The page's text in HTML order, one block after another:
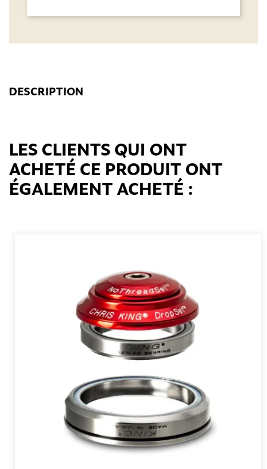
DESCRIPTION
LES CLIENTS QUI ONT
ACHETÉ CE PRODUIT ONT
ÉGALEMENT ACHETÉ :